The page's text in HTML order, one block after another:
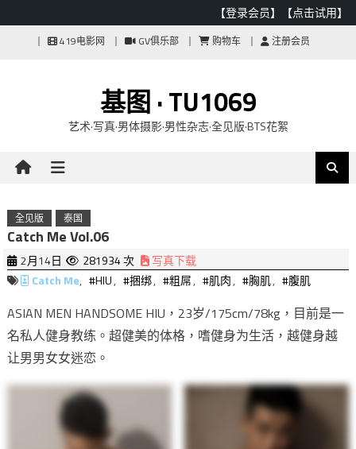
【登录会员】 【点击试用】
419电影网 GV俱乐部 购物车 注册会员
基图 · TU1069
艺术·写真·男体摄影·男性杂志·全见版·BTS花絮
全见版 泰国
Catch Me Vol.06
2月14日 281934 次
写真下载
Catch Me, #HIU, #捆绑, #粗屌, #肌肉, #胸肌, #腹肌
ASIAN MEN HANDSOME HIU，23岁/175cm/78kg，目前是一
名私人健身教练。超健美的体格，嗜健身为生活，越健身越
让男男女女迷恋。